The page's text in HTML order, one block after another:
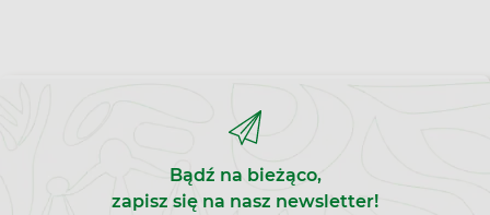
Bądź na bieżąco,
zapisz się na nasz newsletter!